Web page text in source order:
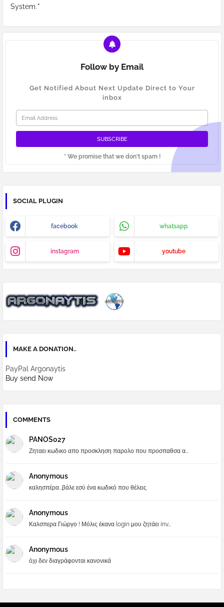
System.*
Follow by Email
Get Notified About Next Update Direct to Your
inbox
* We promise that we don't spam !
SOCIAL PLUGIN
facebook whatsapp
instagram youtube
MAKE A DONATION..
PayPal Argonaytis
Buy send Now
COMMENTS
PANOS027
Ζηταει κωδικο απο προσκληση παρολο που προσπαθσα α...
Anonymous
καλησπέρα...βάλε εσύ ένα κωδικό που θέλεις
Anonymous
Καλσπερα Γιώργο ! Μόλις έκανα login μου ζητάει inv...
Anonymous
όχι δεν διαγράφονται κανονικά